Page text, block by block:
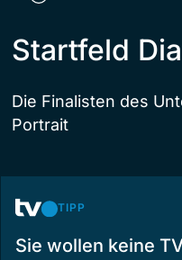
Startfeld
Die Finalisten des
Portrait
TIPP
Sie wollen keine